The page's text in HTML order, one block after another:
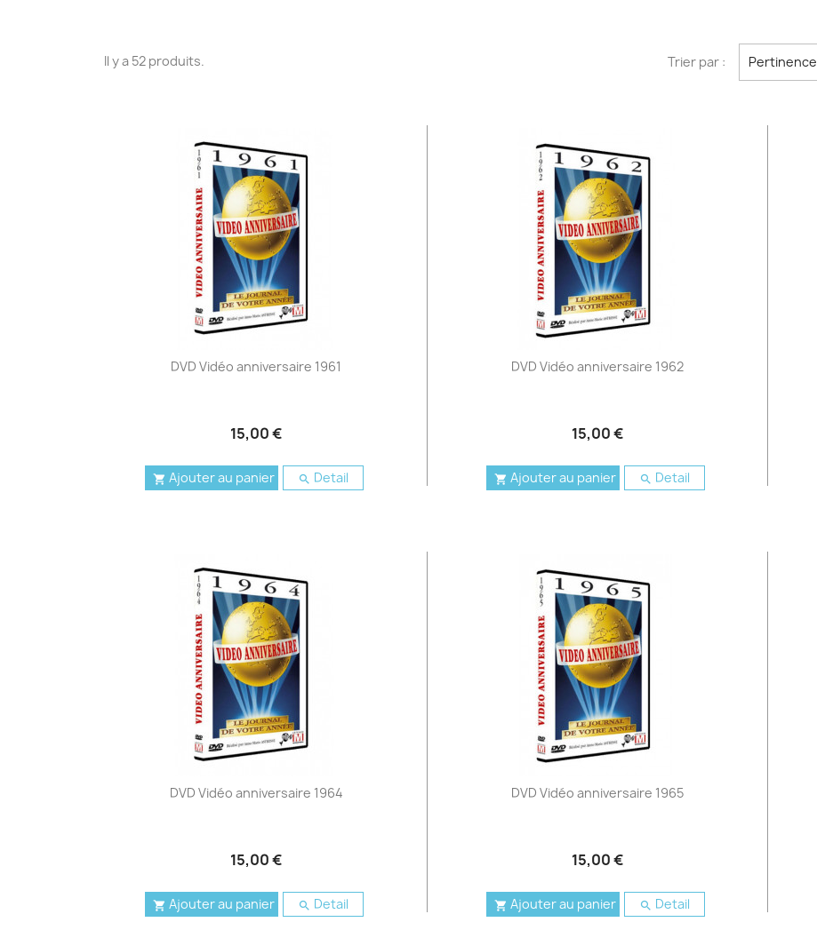
Il y a 52 produits. Trier par : Pertinence
DVD Vidéo anniversaire 1961
15,00 €
 Ajouter au panier  Detail
DVD Vidéo anniversaire 1962
15,00 €
 Ajouter au panier  Detail
DVD Vidéo anniversaire 1964
15,00 €
 Ajouter au panier  Detail
DVD Vidéo anniversaire 1965
15,00 €
 Ajouter au panier  Detail